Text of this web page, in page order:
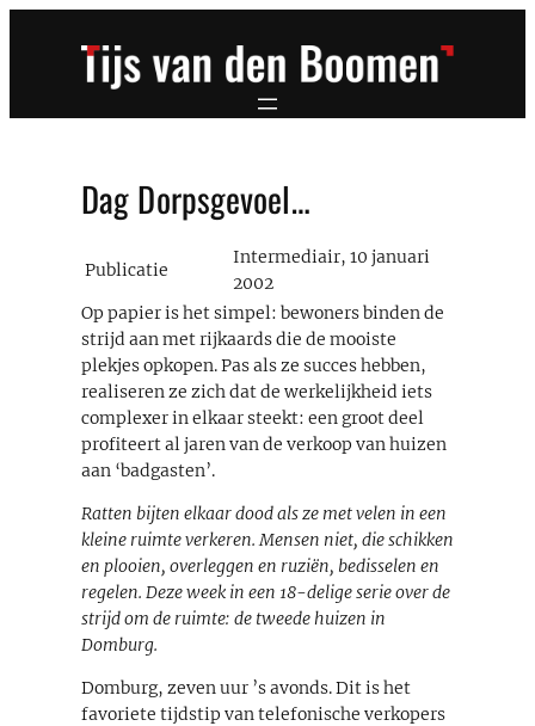
Dag Dorpsgevoel…
Publicatie
Intermediair, 10 januari
2002
Op papier is het simpel: bewoners binden de
strijd aan met rijkaards die de mooiste
plekjes opkopen. Pas als ze succes hebben,
realiseren ze zich dat de werkelijkheid iets
complexer in elkaar steekt: een groot deel
profiteert al jaren van de verkoop van huizen
aan ‘badgasten’.
Ratten bijten elkaar dood als ze met velen in een
kleine ruimte verkeren. Mensen niet, die schikken
en plooien, overleggen en ruziën, bedisselen en
regelen. Deze week in een 18-delige serie over de
strijd om de ruimte: de tweede huizen in
Domburg.
Domburg, zeven uur ’s avonds. Dit is het
favoriete tijdstip van telefonische verkopers